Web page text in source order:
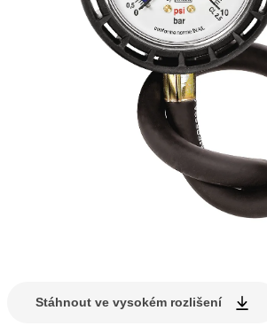
Stáhnout ve vysokém rozlišení